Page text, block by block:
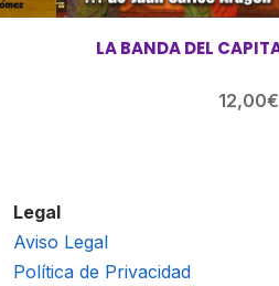
LA BANDA DEL
12,00€
Legal
Aviso Legal
Política de Privacidad